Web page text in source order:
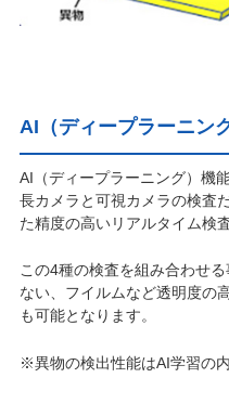
AI（ディープラーニン
AI（ディープラーニング）機
長カメラと可視カメラの検査
た精度の高いリアルタイム検
この4種の検査を組み合わせ
ない、フイルムなど透明度の
も可能となります。
※異物の検出性能はAI学習の